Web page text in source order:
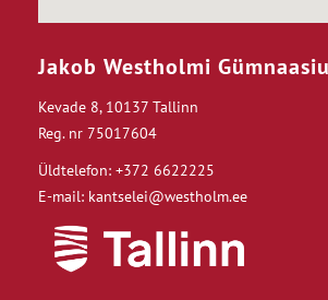
Jakob Westholmi
Kevade 8, 10137 Tallinn
Reg. nr 75017604
Üldtelefon: +372 6622225
E-mail: kantselei@westholm.ee